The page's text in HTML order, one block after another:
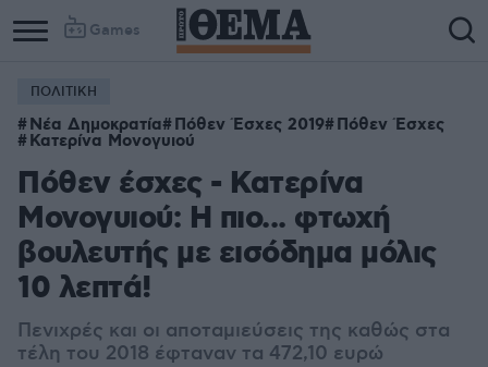
Games
ΠΟΛΙΤΙΚΗ
Νέα Δημοκρατία Πόθεν Έσχες 2019 Πόθεν Έσχες
Κατερίνα Μονογυιού
Πόθεν έσχες - Κατερίνα
Μονογυιού: Η πιο... φτωχή
βουλευτής με εισόδημα μόλις
10 λεπτά!
Πενιχρές και οι αποταμιεύσεις της καθώς στα
τέλη του 2018 έφταναν τα 472,10 ευρώ